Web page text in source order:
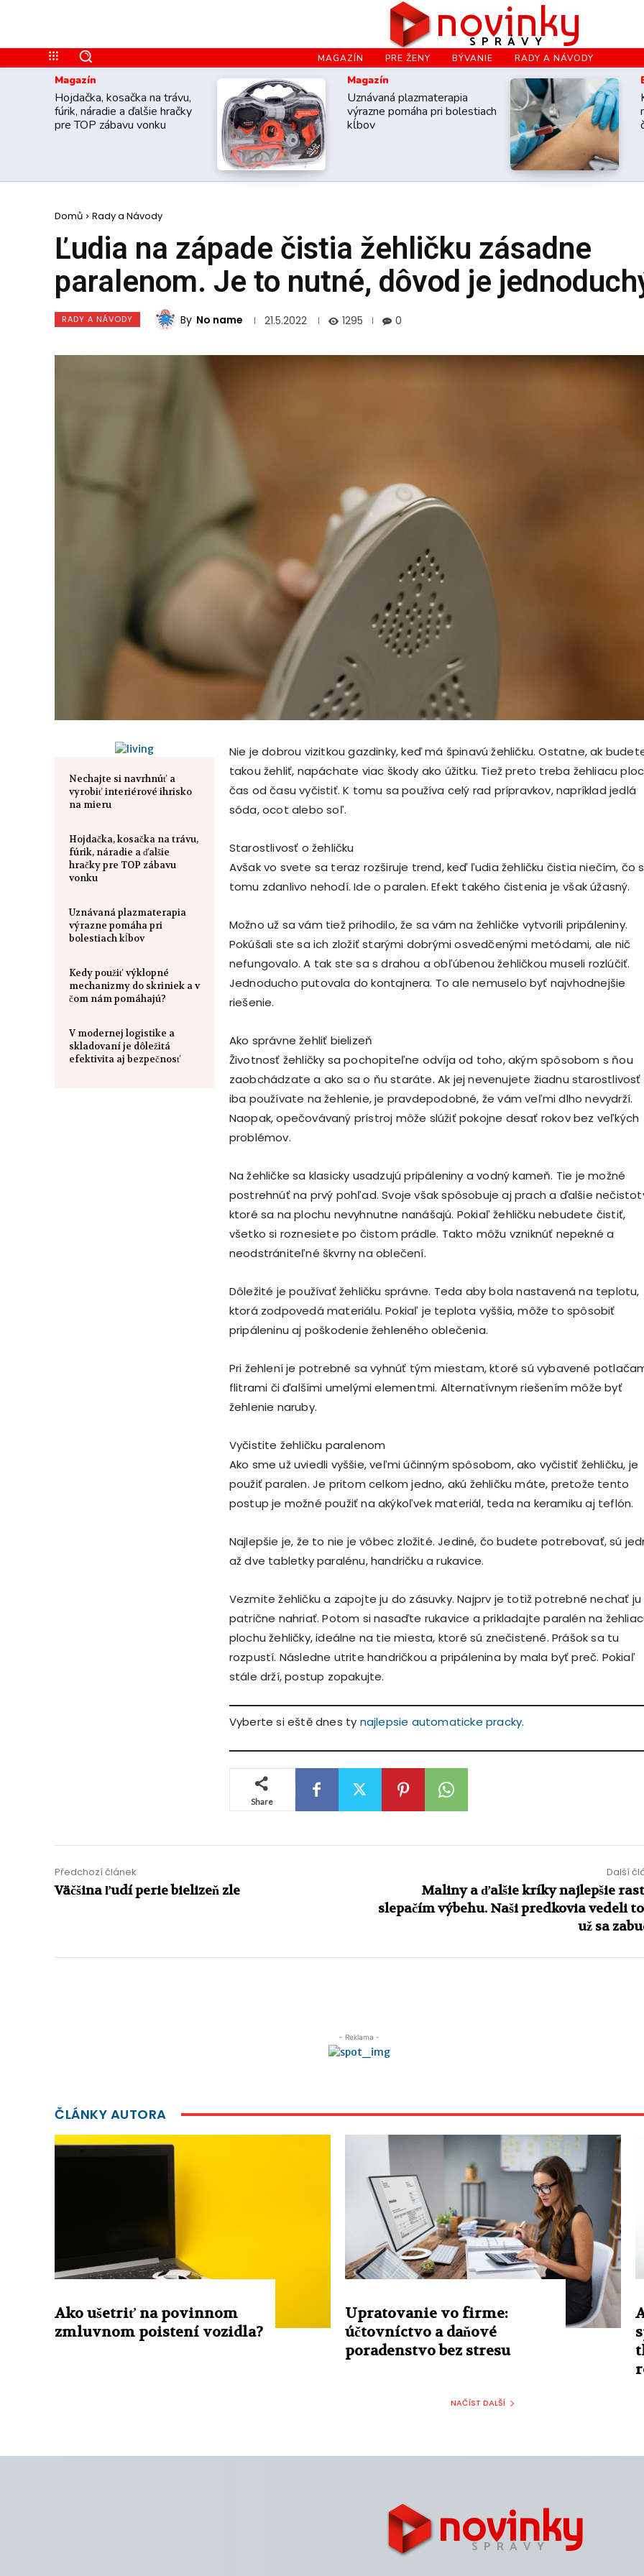
novinky
SPRÁVY
MAGAZÍN PRE ŽENY BÝVANIE RADY A NÁVODY
Magazín
Hojdačka, kosačka na trávu,
fúrik, náradie a ďalšie hračky
pre TOP zábavu vonku
Magazín
Uznávaná plazmaterapia
výrazne pomáha pri bolestiach
kĺbov
Domů Rady a Návody
Ľudia na západe čistia žehličku zásadne
paralenom. Je to nutné, dôvod je
RADY A NÁVODY By No name 21.5.2022 1295 0
Nechajte si navrhnúť a
vyrobiť interiérové ​​ihrisko
na mieru
Hojdačka, kosačka na trávu,
fúrik, náradie a ďalšie
hračky pre TOP zábavu
vonku
Uznávaná plazmaterapia
výrazne pomáha pri
bolestiach kĺbov
Kedy použiť výklopné
mechanizmy do skriniek a v
čom nám pomáhajú?
V modernej logistike a
skladovaní je dôležitá
efektivita aj bezpečnosť
Nie je dobrou vizitkou gazdinky, keď má špinavú žehličku. Ostatne, ak
takou žehliť, napáchate viac škody ako úžitku. Tiež preto treba žehliacu
čas od času vyčistiť. K tomu sa používa celý rad prípravkov, napríklad jedlá
sóda, ocot alebo soľ.
Starostlivosť o žehličku
Avšak vo svete sa teraz rozširuje trend, keď ľudia žehličku čistia niečím, čo
tomu zdanlivo nehodí. Ide o paralen. Efekt takého čistenia je však úžasný.
Možno už sa vám tiež prihodilo, že sa vám na žehličke vytvorili pripáleniny.
Pokúšali ste sa ich zložiť starými dobrými osvedčenými metódami, ale nič
nefungovalo. A tak ste sa s drahou a obľúbenou žehličkou museli rozlúčiť.
Jednoducho putovala do kontajnera. To ale nemuselo byť najvhodnejšie
riešenie.
Ako správne žehliť bielizeň
Životnosť žehličky sa pochopiteľne odvíja od toho, akým spôsobom s ňou
zaobchádzate a ako sa o ňu staráte. Ak jej nevenujete žiadnu starostlivosť
iba používate na žehlenie, je pravdepodobné, že vám veľmi dlho nevydrží.
Naopak, opečovávaný prístroj môže slúžiť pokojne desať rokov bez veľkých
problémov.
Na žehličke sa klasicky usadzujú pripáleniny a vodný kameň. Tie je možné
postrehnúť na prvý pohľad. Svoje však spôsobuje aj prach a ďalšie
ktoré sa na plochu nevyhnutne nanášajú. Pokiaľ žehličku nebudete čistiť,
všetko si roznesiete po čistom prádle. Takto môžu vzniknúť nepekné a
neodstrániteľné škvrny na oblečení.
Dôležité je používať žehličku správne. Teda aby bola nastavená na teplotu,
ktorá zodpovedá materiálu. Pokiaľ je teplota vyššia, môže to spôsobiť
pripáleninu aj poškodenie žehleného oblečenia.
Pri žehlení je potrebné sa vyhnúť tým miestam, ktoré sú vybavené
flitrami či ďalšími umelými elementmi. Alternatívnym riešením môže byť
žehlenie naruby.
Vyčistite žehličku paralenom
Ako sme už uviedli vyššie, veľmi účinným spôsobom, ako vyčistiť žehličku, je
použiť paralen. Je pritom celkom jedno, akú žehličku máte, pretože tento
postup je možné použiť na akýkoľvek materiál, teda na keramiku aj teflón.
Najlepšie je, že to nie je vôbec zložité. Jediné, čo budete potrebovať, sú
až dve tabletky paralénu, handričku a rukavice.
Vezmite žehličku a zapojte ju do zásuvky. Najprv je totiž potrebné nechať ju
patrične nahriať. Potom si nasaďte rukavice a prikladajte paralén na
plochu žehličky, ideálne na tie miesta, ktoré sú znečistené. Prášok sa tu
rozpustí. Následne utrite handričkou a pripálenina by mala byť preč. Pokiaľ
stále drží, postup zopakujte.
Vyberte si eště dnes ty najlepsie automaticke pracky.
Share
Předchozí článek
Väčšina ľudí perie bielizeň zle
Další
Maliny a ďalšie kríky najlepšie
slepačím výbehu. Naši predkovia vedeli
už sa
- Reklama -
ČLÁNKY AUTORA
Ako ušetriť na povinnom
zmluvnom poistení vozidla?
Upratovanie vo firme:
účtovníctvo a daňové
poradenstvo bez stresu
NAČÍST DALŠÍ
novinky
SPRÁVY